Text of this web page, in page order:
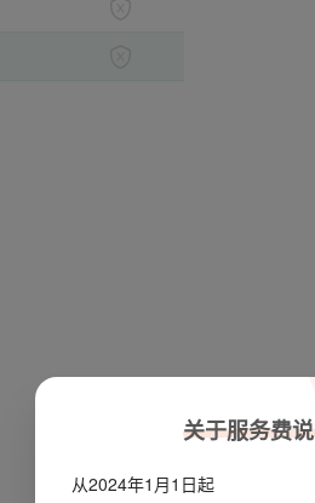
关于服务费
从2024年1月1日起